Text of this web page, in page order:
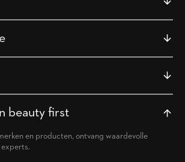
beauty first
en producten, ontvang waardevolle
experts.